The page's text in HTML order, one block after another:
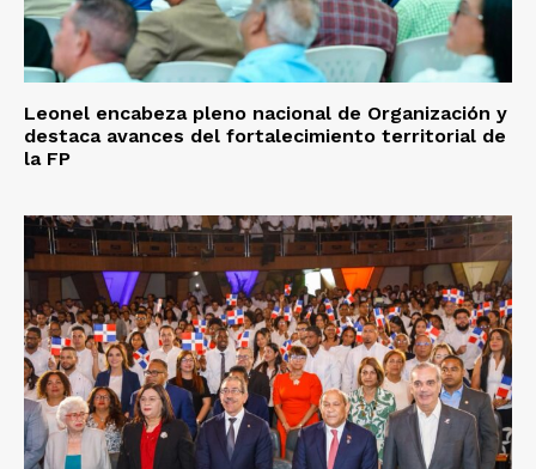
Leonel encabeza pleno nacional de Organización y
destaca avances del fortalecimiento territorial de
la FP